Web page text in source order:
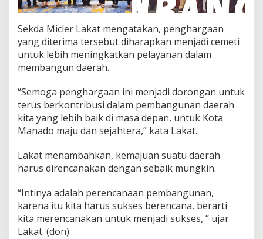
Sekda Micler Lakat mengatakan, penghargaan
yang diterima tersebut diharapkan menjadi cemeti
untuk lebih meningkatkan pelayanan dalam
membangun daerah.
“Semoga penghargaan ini menjadi dorongan untuk
terus berkontribusi dalam pembangunan daerah
kita yang lebih baik di masa depan, untuk Kota
Manado maju dan sejahtera,” kata Lakat.
Lakat menambahkan, kemajuan suatu daerah
harus direncanakan dengan sebaik mungkin.
“Intinya adalah perencanaan pembangunan,
karena itu kita harus sukses berencana, berarti
kita merencanakan untuk menjadi sukses, ” ujar
Lakat. (don)